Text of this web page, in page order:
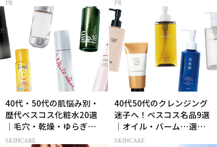
40代・50代の肌悩み別・
歴代ベスコス化粧水20選
｜毛穴・乾燥・ゆらぎな
ど
SKINCARE
40代50代のクレンジング
迷子へ！ベスコス名品9選
｜オイル・バーム…選び
方の正解は？
SKINCARE